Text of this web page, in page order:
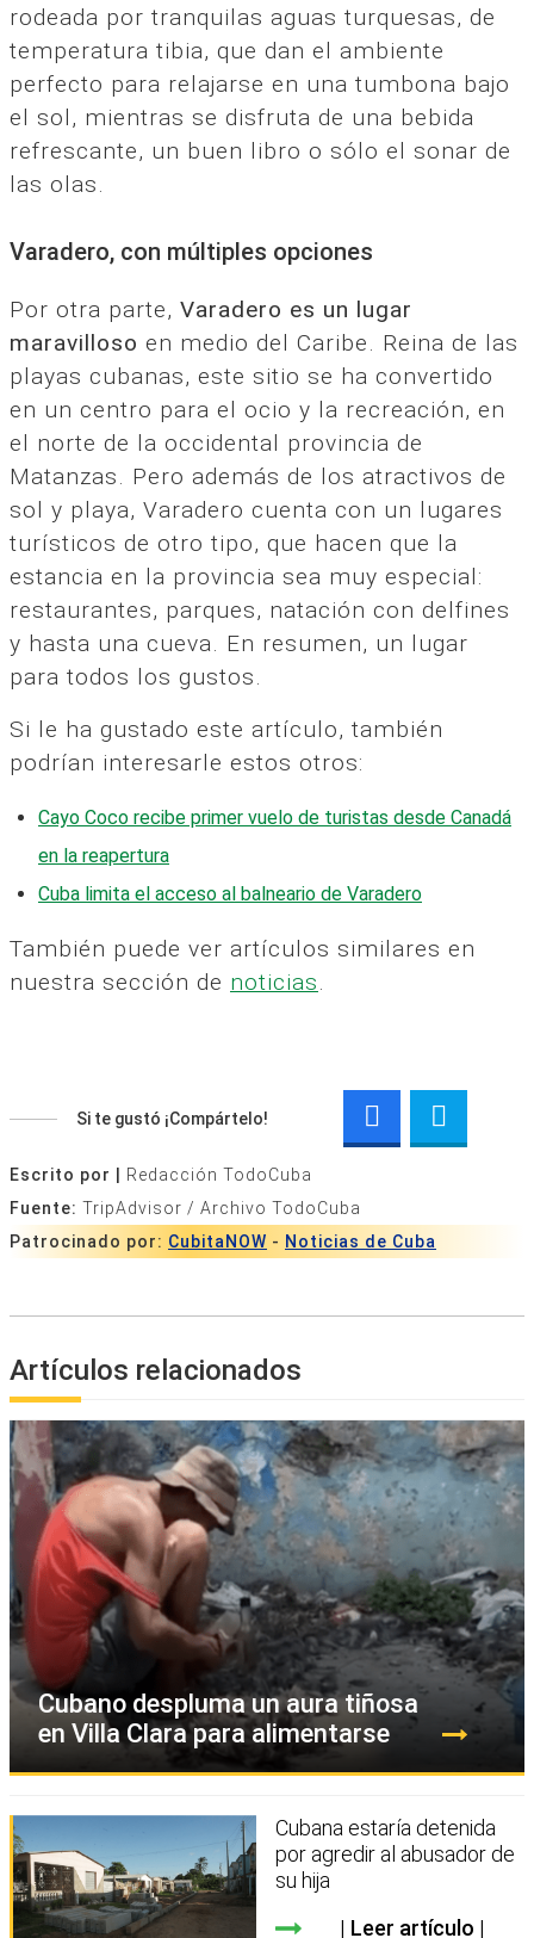
rodeada por tranquilas aguas turquesas, de
temperatura tibia, que dan el ambiente
perfecto para relajarse en una tumbona bajo
el sol, mientras se disfruta de una bebida
refrescante, un buen libro o sólo el sonar de
las olas.
Varadero, con múltiples opciones
Por otra parte, Varadero es un lugar
maravilloso en medio del Caribe. Reina de las
playas cubanas, este sitio se ha convertido
en un centro para el ocio y la recreación, en
el norte de la occidental provincia de
Matanzas. Pero además de los atractivos de
sol y playa, Varadero cuenta con un lugares
turísticos de otro tipo, que hacen que la
estancia en la provincia sea muy especial:
restaurantes, parques, natación con delfines
y hasta una cueva. En resumen, un lugar
para todos los gustos.
Si le ha gustado este artículo, también
podrían interesarle estos otros:
Cayo Coco recibe primer vuelo de turistas desde Canadá
en la reapertura
Cuba limita el acceso al balneario de Varadero
También puede ver artículos similares en
nuestra sección de noticias.
Si te gustó ¡Compártelo!
Escrito por |
Redacción TodoCuba
Fuente: TripAdvisor / Archivo TodoCuba
Patrocinado por: CubitaNOW - Noticias de Cuba
Artículos relacionados
Cubano despluma un aura tiñosa
en Villa Clara para alimentarse
Cubana estaría detenida
por agredir al abusador de
su hija
Leer artículo